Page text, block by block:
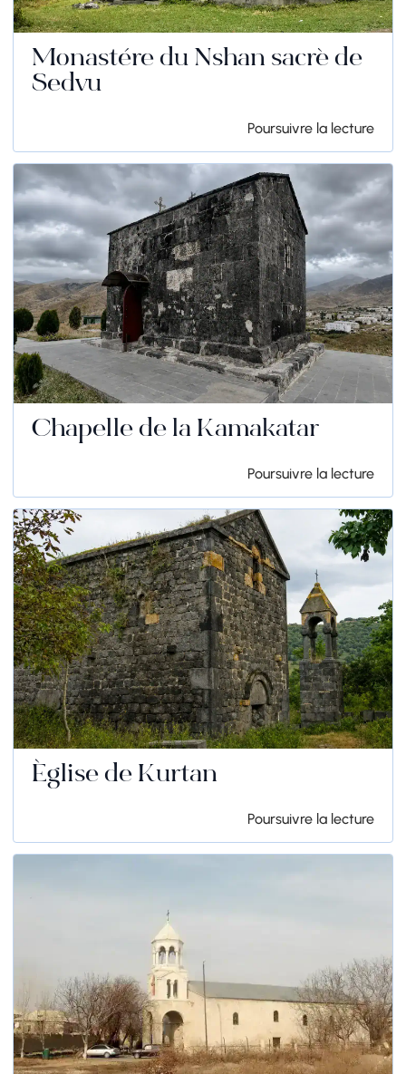
Monastère du Nshan sacré de
Sedvu
Poursuivre la lecture
Chapelle de la Kamakatar
Poursuivre la lecture
Église de Kurtan
Poursuivre la lecture